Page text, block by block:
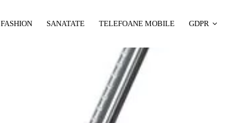
FASHION SANATATE TELEFOANE MOBILE GDPR